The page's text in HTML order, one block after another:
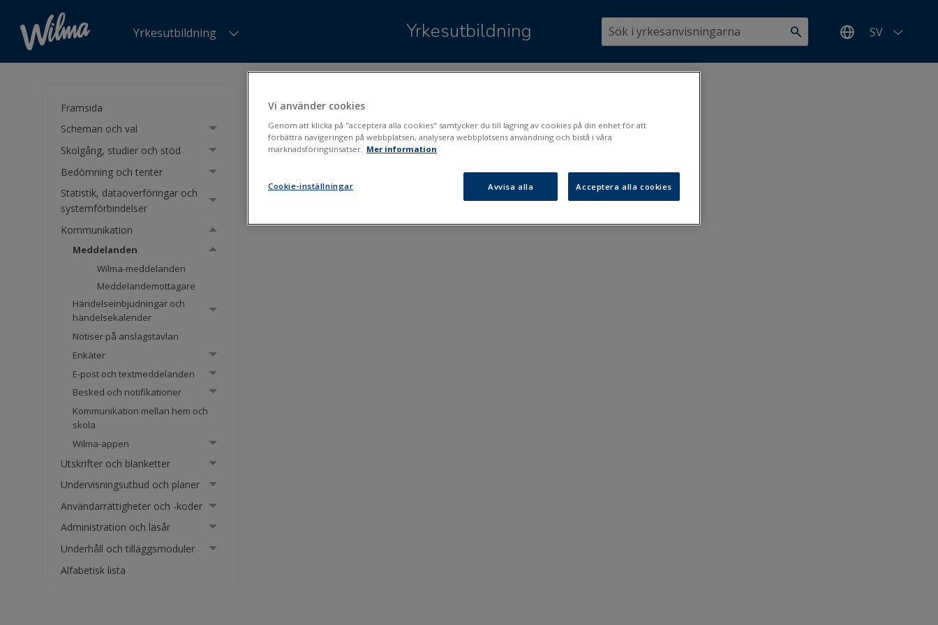
Yrkesutbildning Yrkesutbildning SV
Framsida
Scheman och val
Skolgång, studier och stöd
Bedömning och tenter
Statistik, dataöverföringar och
systemförbindelser
Kommunikation
Meddelanden
Wilma-meddelanden
Meddelandemottagare
Händelseinbjudningar och
händelsekalender
Notiser på anslagstavlan
Enkäter
E-post och textmeddelanden
Besked och notifikationer
Kommunikation mellan hem och
skola
Wilma-appen
Utskrifter och blanketter
Undervisningsutbud och planer
Användarrättigheter och -koder
Administration och läsår
Underhåll och tilläggsmoduler
Alfabetisk lista
Meddelanden
Vi använder cookies
Genom att klicka på "acceptera alla cookies" samtycker du till lagring av cookies på din enhet för att
förbättra navigeringen på webbplatsen, analysera webbplatsens användning och bistå i våra
marknadsföringsinsatser. Mer information
Cookie-inställningar Avvisa alla Acceptera alla cookies